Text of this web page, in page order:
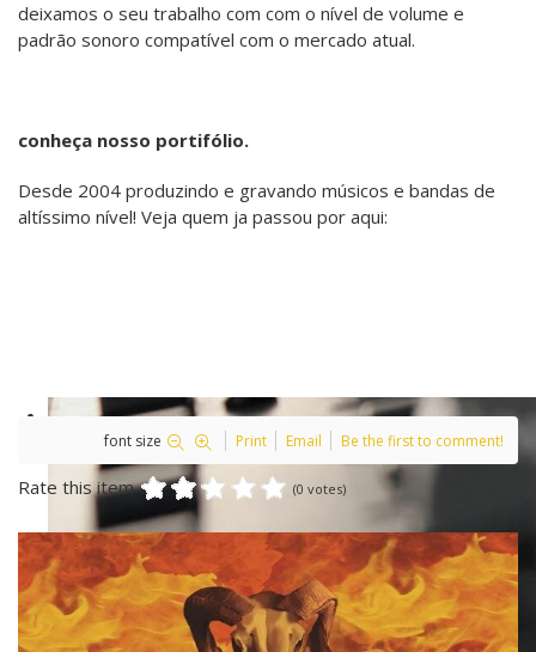
deixamos o seu trabalho com com o nível de volume e
padrão sonoro compatível com o mercado atual.
conheça nosso portifólio.
Desde 2004 produzindo e gravando músicos e bandas de
altíssimo nível! Veja quem ja passou por aqui:
font size Print Email Be the first to comment!
Rate this item (0 votes)